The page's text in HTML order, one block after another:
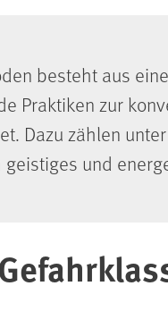
besteht aus
Praktiken zur
Dazu zählen
und